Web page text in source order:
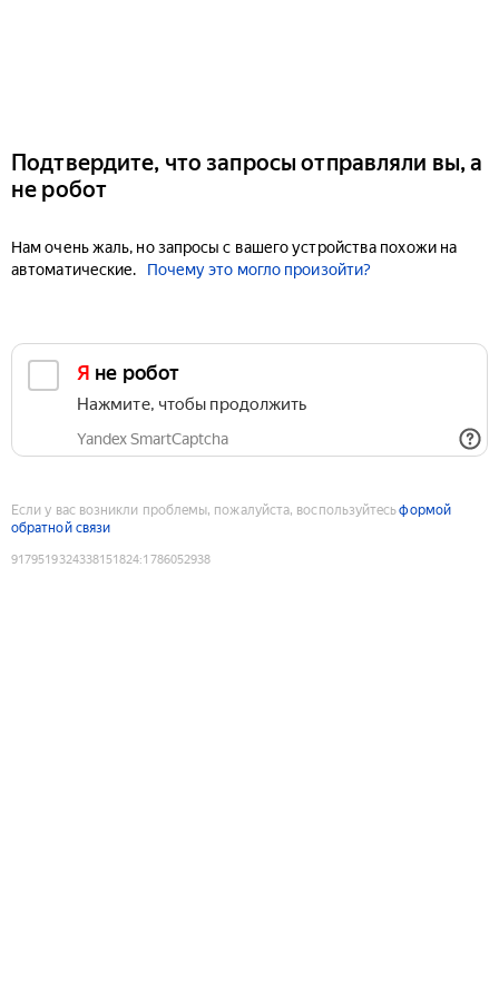
Подтвердите, что запросы отправляли вы, а
не робот
Нам очень жаль, но запросы с вашего устройства похожи на
автоматические.
Почему это могло произойти?
Я не робот
Нажмите, чтобы продолжить
Yandex SmartCaptcha
Если у вас возникли проблемы, пожалуйста, воспользуйтесьформой
обратной связи
9179519324338151824:1786052938